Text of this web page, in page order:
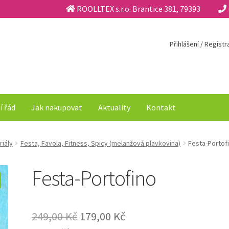
ROOLLTEX s.r.o. Brantice 381, 79393
Přihlášení /
řád Jak nakupovat Aktuality Kontakt
Festa, Favola, Fitness, Spicy (melanžová plavkovina) Festa-
Festa-Portofino
249,00Kč Original
179,00 KčCurrent